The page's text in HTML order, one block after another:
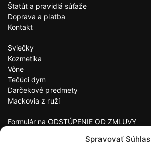
Spravovať Súhlas
Štatút a pravidlá súťaže
Doprava a platba
Kontakt
Sviečky
Kozmetika
Vône
Tečúci dym
Darčekové predmety
Mackovia z ruží
Formulár na ODSTÚPENIE OD ZMLUVY